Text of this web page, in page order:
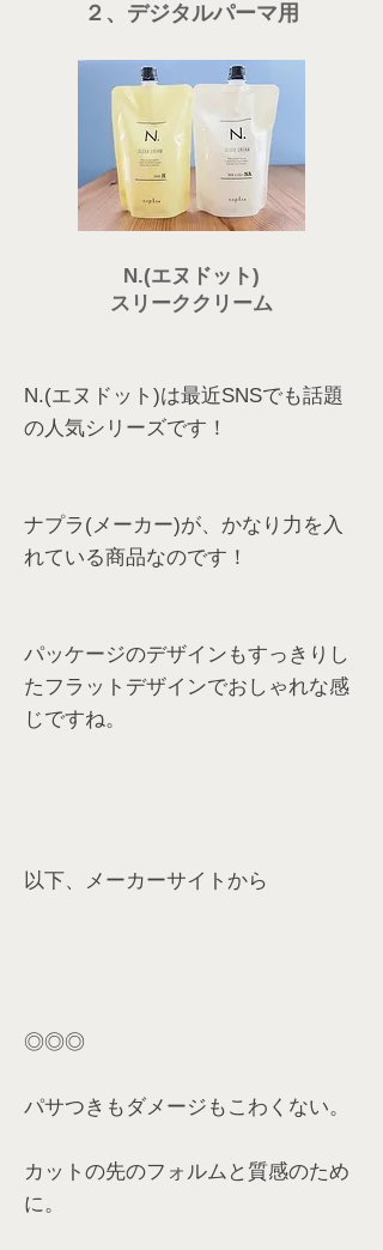
２、デジタルパーマ用
N.(エヌドット)
スリーククリーム
N.(エヌドット)は最近SNSでも話題
の人気シリーズです！
ナプラ(メーカー)が、かなり力を入
れている商品なのです！
パッケージのデザインもすっきりし
たフラットデザインでおしゃれな感
じですね。
以下、メーカーサイトから
◎◎◎
パサつきもダメージもこわくない。
カットの先のフォルムと質感のため
に。